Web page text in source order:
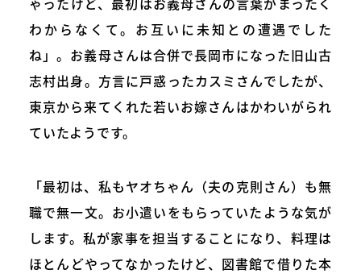
わからなくて。お互いに未知との遭遇でした
ね」。お義母さんは合併で長岡市になった旧山古
志村出身。方言に戸惑ったカスミさんでしたが、
東京から来てくれた若いお嫁さんはかわいがられ
ていたようです。
「最初は、私もヤオちゃん（夫の克則さん）も無
職で無一文。お小遣いをもらっていたような気が
します。私が家事を担当することになり、料理は
ほとんどやってなかったけど、図書館で借りた本